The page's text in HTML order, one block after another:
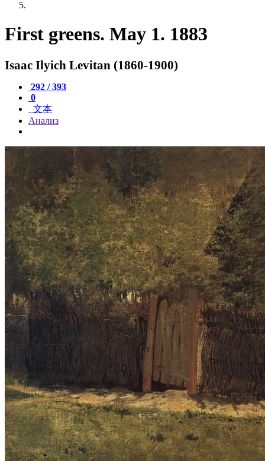
First greens. May 1. 1883
Isaac Ilyich Levitan (1860-1900)
292 / 393
0
文本
Анализ